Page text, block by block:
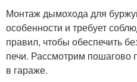
Монтаж дымохода для
особенности и требует
правил, чтобы обеспечить
печи. Рассмотрим
в гараже.